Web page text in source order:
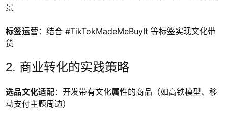
景
标签运营：结合 #TikTokMadeMeBuyIt 等标签实现文化带
货
2. 商业转化的实践策略
选品文化适配：开发带有文化属性的商品（如高铁模型、移
动支付主题周边）